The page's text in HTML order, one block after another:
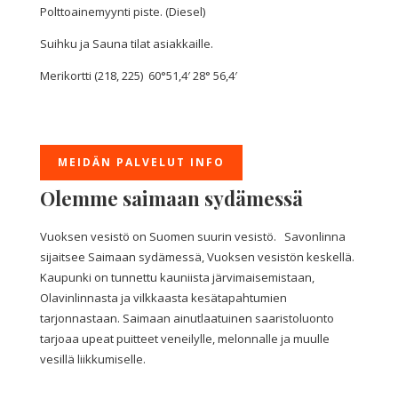
Polttoainemyynti piste. (Diesel)
Suihku ja Sauna tilat asiakkaille.
Merikortti (218, 225) 60°51,4′ 28° 56,4′
MEIDÄN PALVELUT INFO
Olemme saimaan sydämessä
Vuoksen vesistö on Suomen suurin vesistö. Savonlinna
sijaitsee Saimaan sydämessä, Vuoksen vesistön keskellä.
Kaupunki on tunnettu kauniista järvimaisemistaan,
Olavinlinnasta ja vilkkaasta kesätapahtumien
tarjonnastaan. Saimaan ainutlaatuinen saaristoluonto
tarjoaa upeat puitteet veneilylle, melonnalle ja muulle
vesillä liikkumiselle.